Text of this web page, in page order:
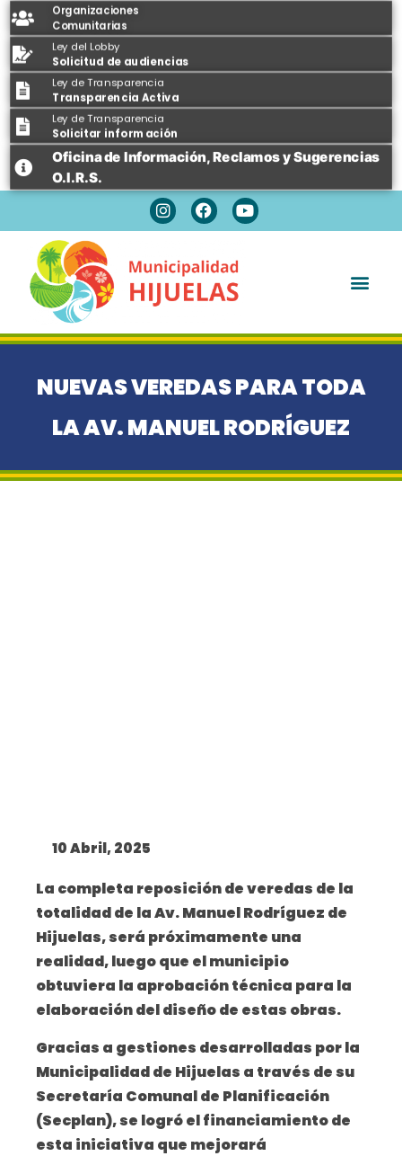
Organizaciones
Comunitarias
Ley del Lobby
Solicitud de audiencias
Ley de Transparencia
Transparencia Activa
Ley de Transparencia
Solicitar información
Oficina de Información, Reclamos y Sugerencias
O.I.R.S.
NUEVAS VEREDAS PARA TODA
LA AV. MANUEL RODRÍGUEZ
10 Abril, 2025
La completa reposición de veredas de la
totalidad de la Av. Manuel Rodríguez de
Hijuelas, será próximamente una
realidad, luego que el municipio
obtuviera la aprobación técnica para la
elaboración del diseño de estas obras.
Gracias a gestiones desarrolladas por la
Municipalidad de Hijuelas a través de su
Secretaría Comunal de Planificación
(Secplan), se logró el financiamiento de
esta iniciativa que mejorará